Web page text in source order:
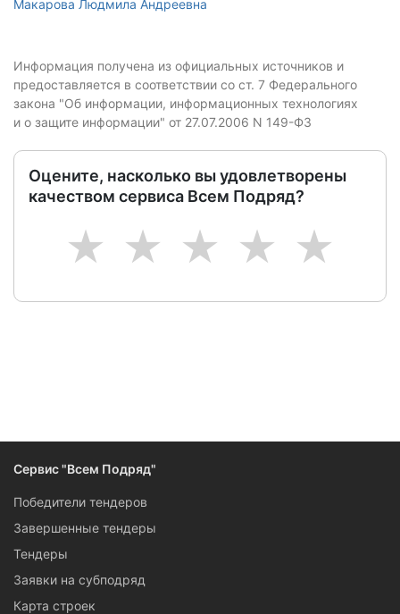
Макарова Людмила Андреевна
Информация получена из официальных источников и
предоставляется в соответствии со ст. 7 Федерального
закона "Об информации, информационных технологиях
и о защите информации" от 27.07.2006 N 149-ФЗ
Оцените, насколько вы удовлетворены
качеством сервиса Всем Подряд?
5
4
3
2
1
Сервис "Всем Подряд"
Победители тендеров
Завершенные тендеры
Тендеры
Заявки на субподряд
Карта строек